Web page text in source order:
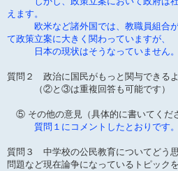
えます。
欧米など諸外国では、教職員組合が
て政策立案に大きく関わっていますが、
日本の現状はそうなっていません。
質問２ 政治に国民がもっと関与できる
（②と③は重複回答も可能です）
⑤ その他の意見（具体的に書いてくだ
質問１にコメントしたとおりです。
質問３ 中学校の公民教育についてどう
問題など現在論争になっているトピック